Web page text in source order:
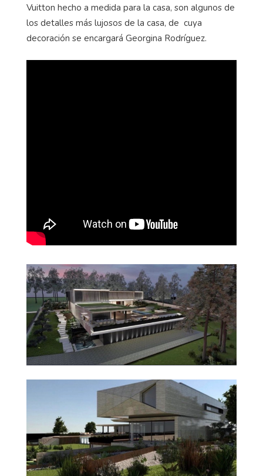
Vuitton hecho a medida para la casa, son algunos de
los detalles más lujosos de la casa, de cuya
decoración se encargará Georgina Rodríguez.